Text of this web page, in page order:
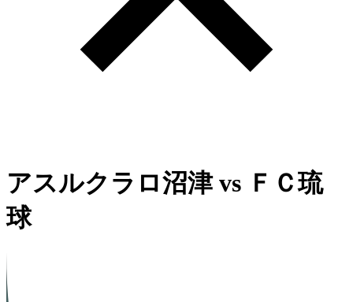
アスルクラロ沼津vs ＦＣ琉
球